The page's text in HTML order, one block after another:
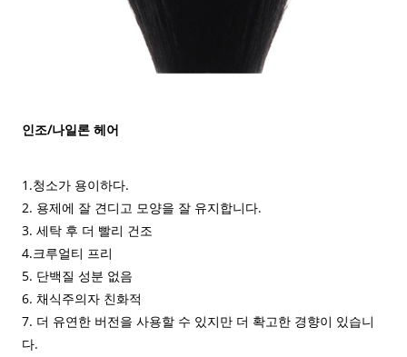
인조/나일론 헤어
1.청소가 용이하다.
2. 용제에 잘 견디고 모양을 잘 유지합니다.
3. 세탁 후 더 빨리 건조
4.크루얼티 프리
5. 단백질 성분 없음
6. 채식주의자 친화적
7. 더 유연한 버전을 사용할 수 있지만 더 확고한 경향이 있습니
다.